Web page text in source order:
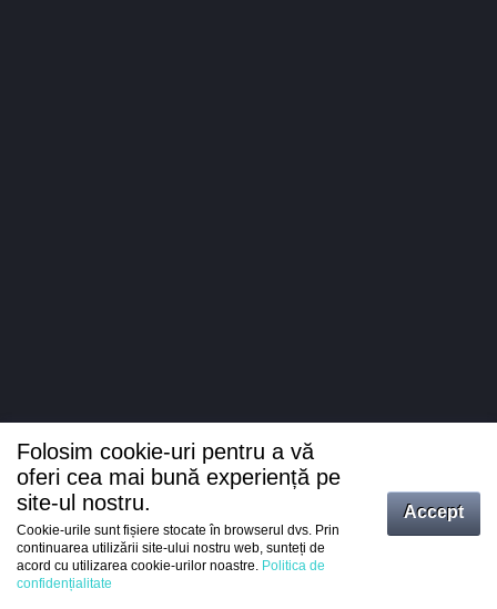
Intrați
Folosim cookie-uri pentru a vă
oferi cea mai bună experiență pe
site-ul nostru.
Cookie-urile sunt fișiere stocate în browserul dvs. Prin
continuarea utilizării site-ului nostru web, sunteți de
acord cu utilizarea cookie-urilor noastre. Politica de
confidențialitate
Accept